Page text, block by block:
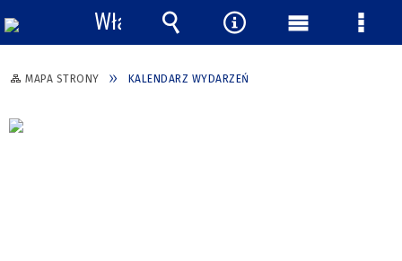
MAPA STRONY KALENDARZ WYDARZEŃ
Włącz
powiadomienia
Wyszukiwarka
Narzędzia
Menu Menu